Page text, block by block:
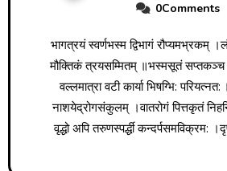
0Comments
भागत्रयं स्वर्णभस्म द्विभागं रौप्यमभ्रकम् ।लौहात् पञ्च प्रवालञ्च
मौक्तिकं त्रयसम्मितम् ॥भस्मसूतं सप्तकञ्च
वल्लमात्रा वटी कार्या भिषग्भि:
नाशयेद्रोगसंकुलम् ।वातरोगं पित्तकृतं
वृद्धो अपि तरुणस्पर्द्धी कन्दर्पसमविक्रम: